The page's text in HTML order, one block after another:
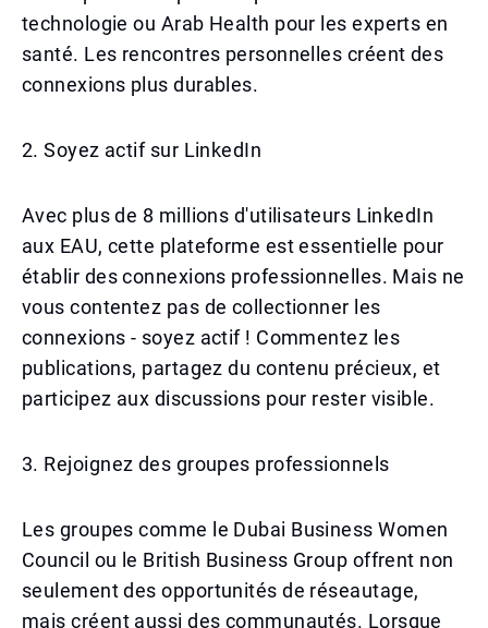
technologie ou Arab Health pour les experts en
santé. Les rencontres personnelles créent des
connexions plus durables.
2. Soyez actif sur LinkedIn
Avec plus de 8 millions d'utilisateurs LinkedIn
aux EAU, cette plateforme est essentielle pour
établir des connexions professionnelles. Mais ne
vous contentez pas de collectionner les
connexions - soyez actif ! Commentez les
publications, partagez du contenu précieux, et
participez aux discussions pour rester visible.
3. Rejoignez des groupes professionnels
Les groupes comme le Dubai Business Women
Council ou le British Business Group offrent non
seulement des opportunités de réseautage,
mais créent aussi des communautés. Lorsque